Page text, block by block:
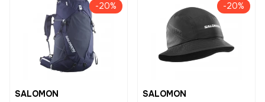
-20%
SALOMON
-20%
SALOMON